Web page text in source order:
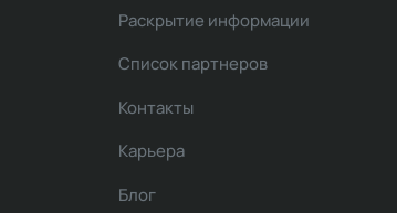
Раскрытие информации
Список партнеров
Контакты
Карьера
Блог